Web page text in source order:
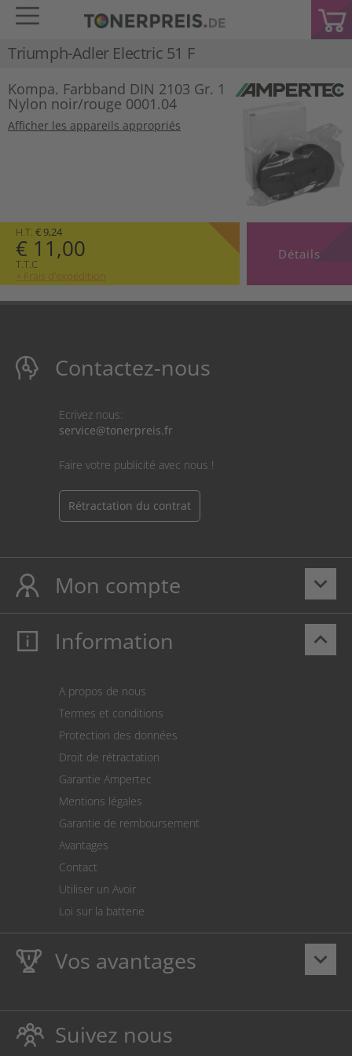
Triumph-Adler Electric 51 F
Kompa. Farbband DIN 2103 Gr. 1
Nylon noir/rouge 0001.04
Afficher les appareils appropriés
H.T. € 9,24
€ 11,00
T.T.C
+ Frais d’expédition
Détails
Contactez-nous
Ecrivez nous:
service@tonerpreis.fr
Faire votre publicité avec nous !
Rétractation du contrat
keyboard_arrow_down
Mon compte
Mon compte
Paiement
Le calculateur des frais de port
Paramètres des cookies
keyboard_arrow_up
Information
A propos de nous
Termes et conditions
Protection des données
Droit de rétractation
Garantie Ampertec
Mentions légales
Garantie de remboursement
Avantages
Contact
Utiliser un Avoir
Loi sur la batterie
keyboard_arrow_down
Vos avantages
LaAmpertec Garantie à viesur les encres et toners
Suivez nous